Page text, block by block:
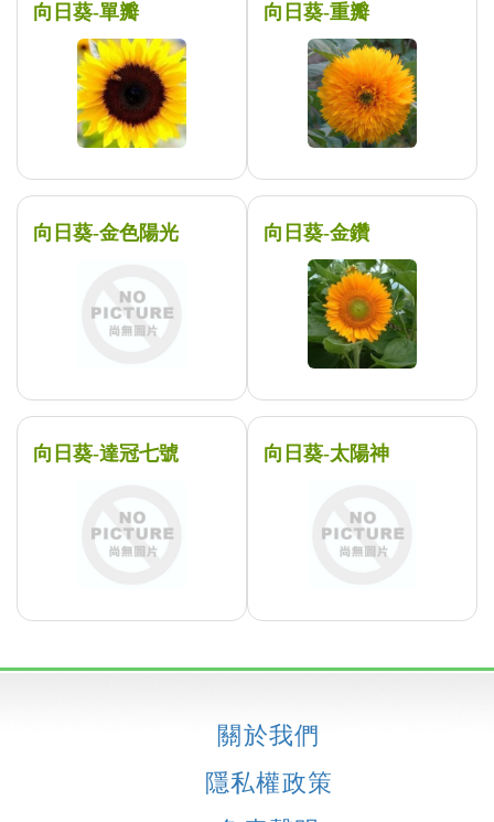
向日葵-單瓣 向日葵-重瓣
向日葵-金色陽光 向日葵-金鑽
向日葵-達冠七號 向日葵-太陽神
關於我們
隱私權政策